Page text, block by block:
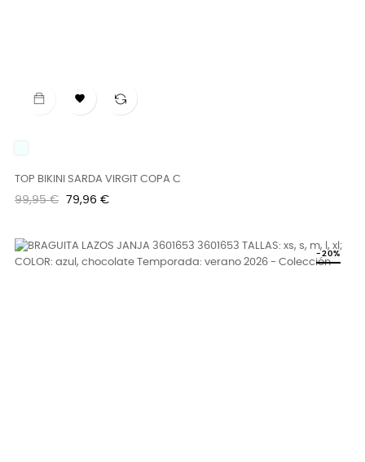

TOP BIKINI SARDA VIRGIT COPA C
Precio
99,95 € Precio
79,96 €
-20%